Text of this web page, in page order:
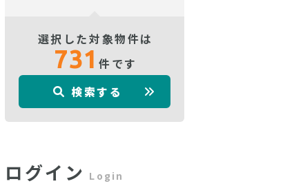
選択した対象物件は
731件です
検索する
ログイン Login